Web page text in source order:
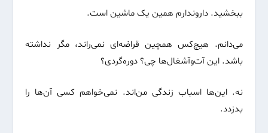
ببخشید. داروندارم همین یک ماشین است.
می‌دانم. هیچ‌کس همچین قراضه‌ای نمی‌راند، مگر نداشته
باشد. این آت‌وآشغال‌ها چی؟ دوره‌گردی؟
نه. این‌ها اسباب زندگی من‌اند. نمی‌خواهم کسی آن‌ها را
بدزدد.